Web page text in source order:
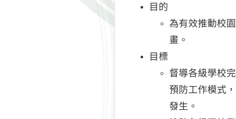
目的
為有效推動校
畫。
目標
督導各級學校
預防工作模式
發生。